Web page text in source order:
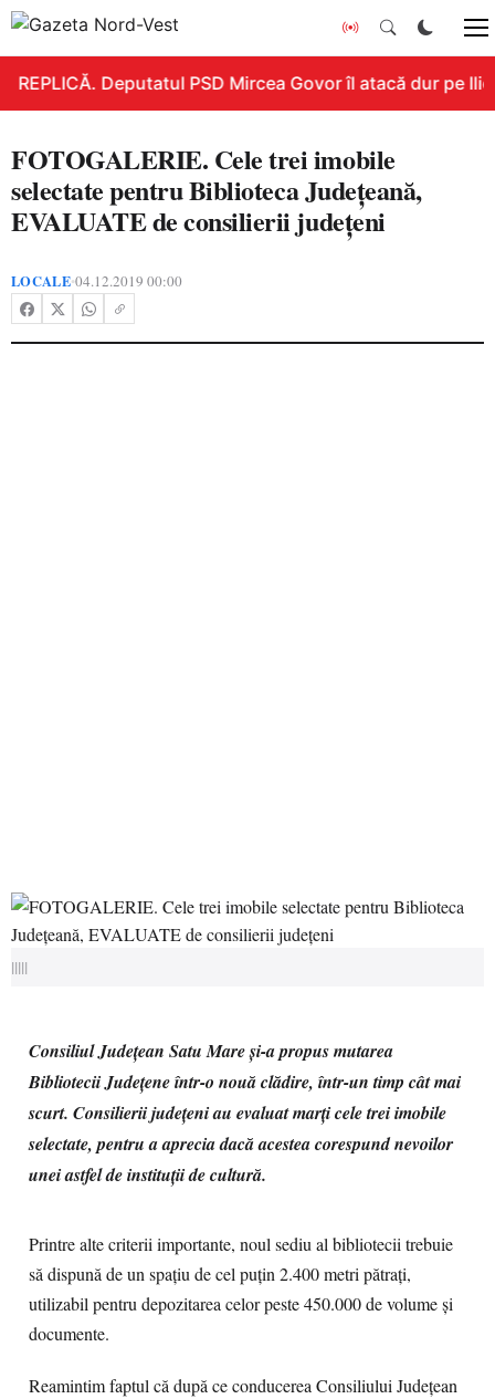
REPLICĂ. Deputatul PSD Mircea Govor îl atacă dur pe
FOTOGALERIE. Cele trei imobile
selectate pentru Biblioteca Județeană,
EVALUATE de consilierii județeni
LOCALE•04.12.2019 00:00
|||||
Consiliul Județean Satu Mare și-a propus mutarea
Bibliotecii Județene într-o nouă clădire, într-un timp cât mai
scurt. Consilierii județeni au evaluat marți cele trei imobile
selectate, pentru a aprecia dacă acestea corespund nevoilor
unei astfel de instituții de cultură.
Printre alte criterii importante, noul sediu al bibliotecii trebuie
să dispună de un spațiu de cel puțin 2.400 metri pătrați,
utilizabil pentru depozitarea celor peste 450.000 de volume și
documente.
Reamintim faptul că după ce conducerea Consiliului Judeţean